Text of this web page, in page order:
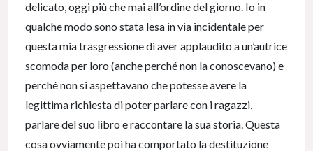
delicato, oggi più che mai all’ordine del giorno. Io in
qualche modo sono stata lesa in via incidentale per
questa mia trasgressione di aver applaudito a un’autrice
scomoda per loro (anche perché non la conoscevano) e
perché non si aspettavano che potesse avere la
legittima richiesta di poter parlare con i ragazzi,
parlare del suo libro e raccontare la sua storia. Questa
cosa ovviamente poi ha comportato la destituzione